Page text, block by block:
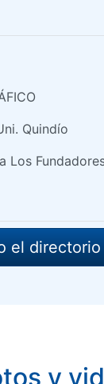
Quindío
Los
el
y